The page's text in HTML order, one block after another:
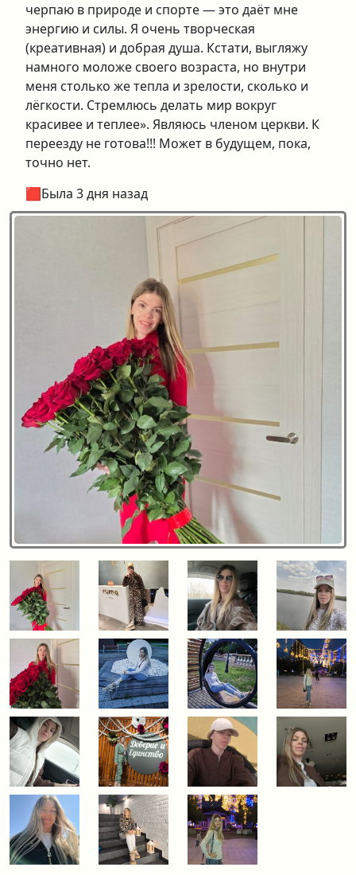
черпаю в природе и спорте — это даёт мне
энергию и силы. Я очень творческая
(креативная) и добрая душа. Кстати, выгляжу
намного моложе своего возраста, но внутри
меня столько же тепла и зрелости, сколько и
лёгкости. Стремлюсь делать мир вокруг
красивее и теплее». Являюсь членом церкви. К
переезду не готова!!! Может в будущем, пока,
точно нет.
🟥Была 3 дня назад